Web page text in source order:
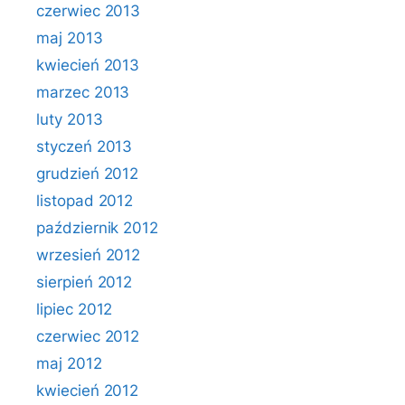
czerwiec 2013
maj 2013
kwiecień 2013
marzec 2013
luty 2013
styczeń 2013
grudzień 2012
listopad 2012
październik 2012
wrzesień 2012
sierpień 2012
lipiec 2012
czerwiec 2012
maj 2012
kwiecień 2012